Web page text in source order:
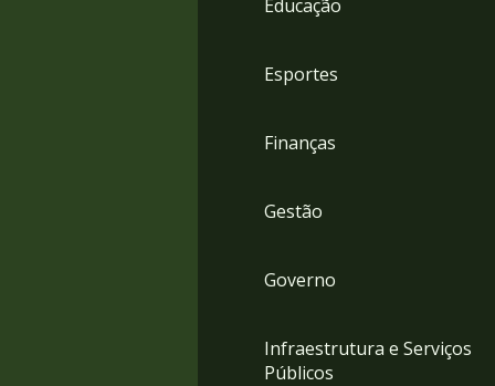
Educação
Esportes
Finanças
Gestão
Governo
Infraestrutura e Serviços
Públicos